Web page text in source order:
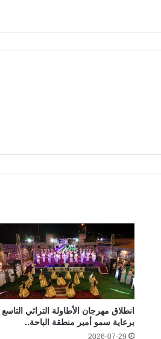
انطلاق مهرجان الأطاولة التراثي التاسع
برعاية سمو أمير منطقة الباحة..
2026-07-29